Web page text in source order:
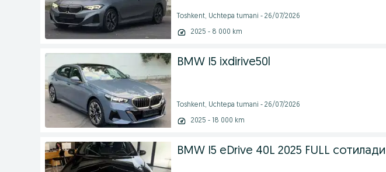
Toshkent, Uchtepa tumani - 26/07/2026
2025 - 8 000 km
BMW I5 ixdirive50l
Toshkent, Uchtepa tumani - 26/07/2026
2025 - 18 000 km
BMW I5 eDrive 40L 2025 FULL сотилади